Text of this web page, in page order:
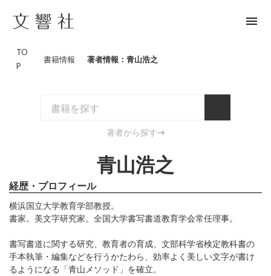
menu
TO
P
書籍情報 著者情報：青山浩之
著者から探す
青山浩之
経歴・プロフィール
横浜国立大学教育学部教授。
書家。美文字研究家。全国大学書写書道教育学会常任理事。
書写書道に関する研究、教育者の育成、文部科学省検定教科書の
手本執筆・編集などを行うかたわら、効率よく美しい文字が書け
るようになる「青山メソッド」を確立。